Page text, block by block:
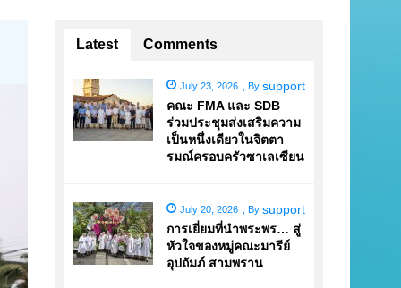
Latest Comments
July 23, 2026 By support
คณะ FMA และ SDB
ร่วมประชุมส่งเสริมความ
เป็นหนึ่งเดียวในจิตตา
รมณ์ครอบครัวซาเลเซียน
July 20, 2026 By support
การเยี่ยมที่นำพระพร… สู่
หัวใจของหมู่คณะมารีย์
อุปถัมภ์ สามพราน